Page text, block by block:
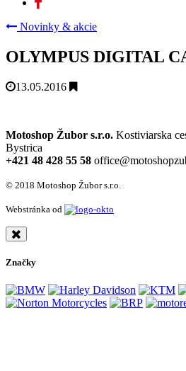
Novinky & akcie
OLYMPUS DIGITAL
13.05.2016
Motoshop Žubor s.r.o. Kostiviarska
Bystrica
+421 48 428 55 58
© 2018 Motoshop Žubor s.r.o.
Webstránka od
Značky